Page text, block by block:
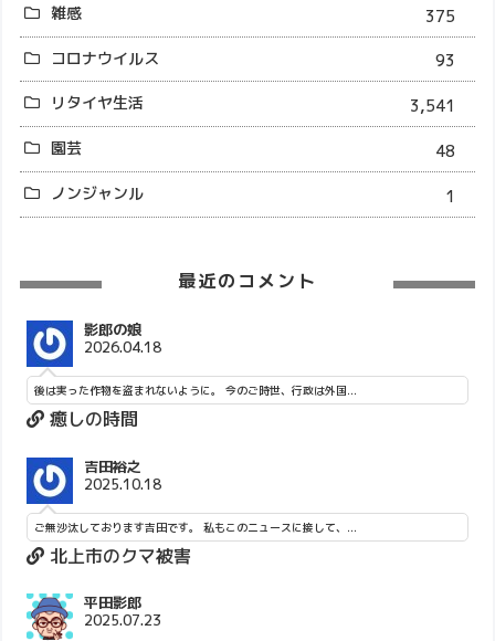
雑感
375
コロナウイルス
93
リタイヤ生活
3,541
園芸
48
ノンジャンル
1
最近のコメント
影郎の娘
2026.04.18
後は実った作物を盗まれないように。 今のご時世、行政は外国...
癒しの時間
吉田裕之
2025.10.18
ご無沙汰しております吉田です。 私もこのニュースに接して、...
北上市のクマ被害
平田影郎
2025.07.23